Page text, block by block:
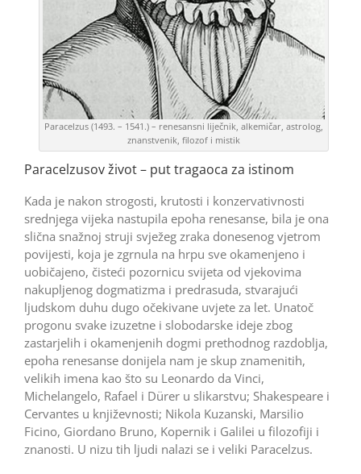
Paracelzus (1493. – 1541.) – renesansni liječnik, alkemičar, astrolog,
znanstvenik, filozof i mistik
Paracelzusov život – put tragaoca za istinom
Kada je nakon strogosti, krutosti i konzervativnosti
srednjega vijeka nastupila epoha renesanse, bila je ona
slična snažnoj struji svježeg zraka donesenog vjetrom
povijesti, koja je zgrnula na hrpu sve okamenjeno i
uobičajeno, čisteći pozornicu svijeta od vjekovima
nakupljenog dogmatizma i predrasuda, stvarajući
ljudskom duhu dugo očekivane uvjete za let. Unatoč
progonu svake izuzetne i slobodarske ideje zbog
zastarjelih i okamenjenih dogmi prethodnog razdoblja,
epoha renesanse donijela nam je skup znamenitih,
velikih imena kao što su Leonardo da Vinci,
Michelangelo, Rafael i Dürer u slikarstvu; Shakespeare i
Cervantes u književnosti; Nikola Kuzanski, Marsilio
Ficino, Giordano Bruno, Kopernik i Galilei u filozofiji i
znanosti. U nizu tih ljudi nalazi se i veliki Paracelzus.